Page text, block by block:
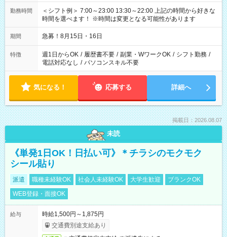
勤務時間
＜シフト例＞ 7:00～23:00 13:30～22:00 上記の時間から好きな
時間を選べます！ ※時間は変更となる可能性があります
期間 急募！8月15日・16日
特徴 週1日からOK / 履歴書不要 / 副業・WワークOK / シフト勤務 /
電話対応なし / パソコンスキル不要
気になる！ 応募する 詳細へ
掲載日：2026.08.07
未読
《単発1日OK！日払い可》＊チラシのモクモク
シール貼り
派遣 職種未経験OK 社会人未経験OK 大学生歓迎
ブランクOK
WEB登録・面接OK
給与
時給1,500円～1,875円
交通費別途支給あり